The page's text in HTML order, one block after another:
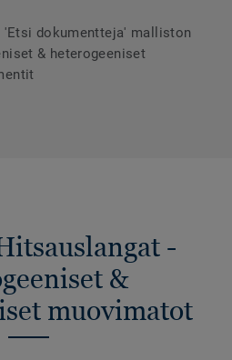
dokumentteja' malliston
& heterogeeniset
-
&
muovimatot